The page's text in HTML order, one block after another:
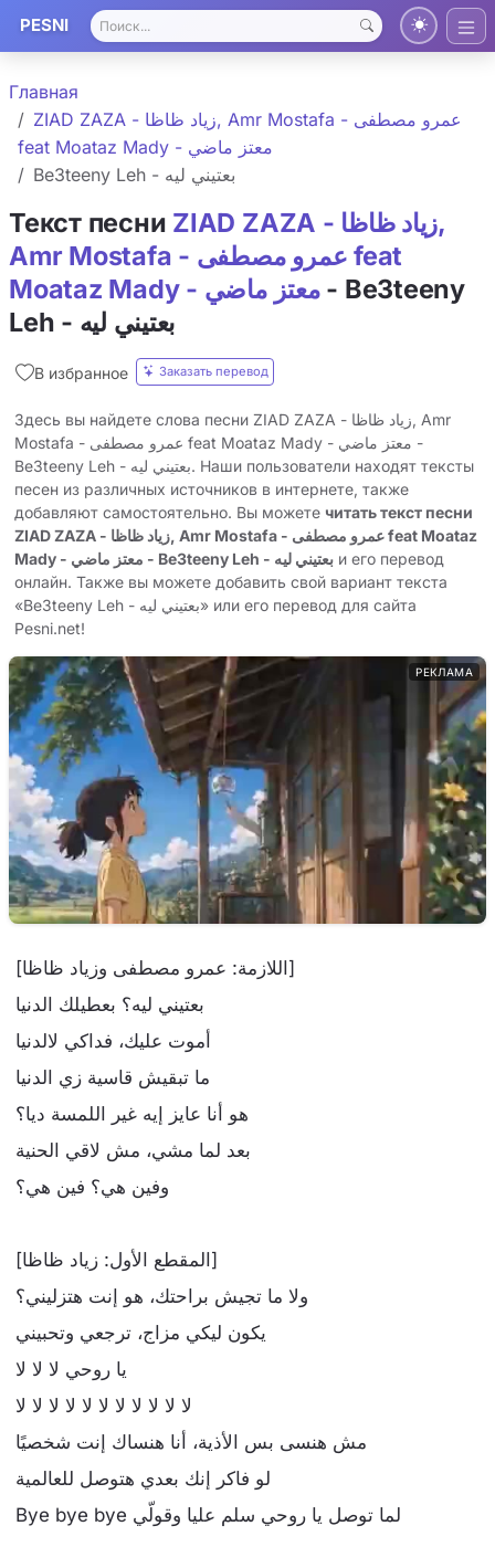
PESNI
Главная
ZIAD ZAZA - زياد ظاظا, Amr Mostafa - عمرو مصطفى
feat Moataz Mady - معتز ماضي
Be3teeny Leh - بعتيني ليه
Текст песни ZIAD ZAZA - زياد ظاظا,
Amr Mostafa - عمرو مصطفى feat
Moataz Mady - معتز ماضي- Be3teeny
Leh - بعتيني ليه
В избранное Заказать перевод
Здесь вы найдете слова песни ZIAD ZAZA - زياد ظاظا, Amr
Mostafa - عمرو مصطفى feat Moataz Mady - معتز ماضي -
Be3teeny Leh - بعتيني ليه. Наши пользователи находят тексты
песен из различных источников в интернете, также
добавляют самостоятельно. Вы можете читать текст песни
ZIAD ZAZA - زياد ظاظا, Amr Mostafa - عمرو مصطفى feat Moataz
Mady - معتز ماضي - Be3teeny Leh - بعتيني ليه и его перевод
онлайн. Также вы можете добавить свой вариант текста
«Be3teeny Leh - بعتيني ليه» или его перевод для сайта
Pesni.net!
РЕКЛАМА
[اللازمة: عمرو مصطفى وزياد ظاظا]
بعتيني ليه؟ بعطيلك الدنيا
أموت عليك، فداكي لالدنيا
ما تبقيش قاسية زي الدنيا
هو أنا عايز إيه غير اللمسة ديا؟
بعد لما مشي، مش لاقي الحنية
وفين هي؟ فين هي؟
[المقطع الأول: زياد ظاظا]
ولا ما تجيش براحتك، هو إنت هتزليني؟
يكون ليكي مزاج، ترجعي وتحبيني
يا روحي لا لا لا
لا لا لا لا لا لا لا لا لا لا لا
مش هنسى بس الأذية، أنا هنساك إنت شخصيًا
لو فاكر إنك بعدي هتوصل للعالمية
‫لما توصل يا روحي سلم عليا وقولّي Bye bye bye